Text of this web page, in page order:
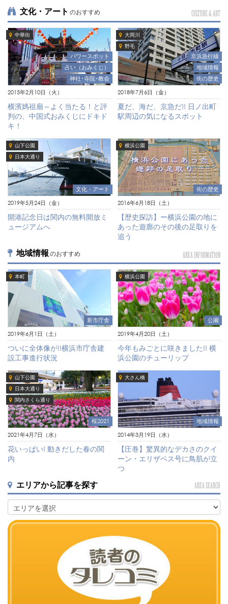
文化・アート のおすすめ CULTURE & ART
中華街
パワースポット
占い（おみくじ）
神社･寺院･教会
2015年2月10日（火）
横濱媽祖廟～よく当たる！と評
判の、中国式おみくじにドキド
キ！
大岡川
野毛
京浜急行線
地域情報
街の歴史
2018年7月6日（金）
夏だ、海だ、京急だ!! 日ノ出町
駅周辺の気になるスポット
山下公園
日本大通り
文化・アート
2019年5月24日（金）
開港記念日は関内の無料開放ミ
ュージアムへ
横浜公園
街の歴史
2016年6月18日（土）
【歴史探訪】ー横浜公園の地に
あった遊廓のその後の足取りを
追う
地域情報 のおすすめ AREA INFORMATION
本町
新市庁舎
2019年6月1日（土）
ついに全体像が!!横浜市庁舎建
設工事進行状況
横浜公園
公園
2019年4月20日（土）
今年もみごとに咲きました!! 横
浜公園のチューリップ
山下公園
日本大通り
関内さくら通り
桜2021
2021年4月7日（水）
花いっぱい! 動きだした春の関
内
大さん橋
地域情報
2014年3月19日（水）
【圧巻】驚異的なデカさのクイ
ーン・エリザベス号に鳥肌が立
つ
エリアから記事を探す AREA SEARCH